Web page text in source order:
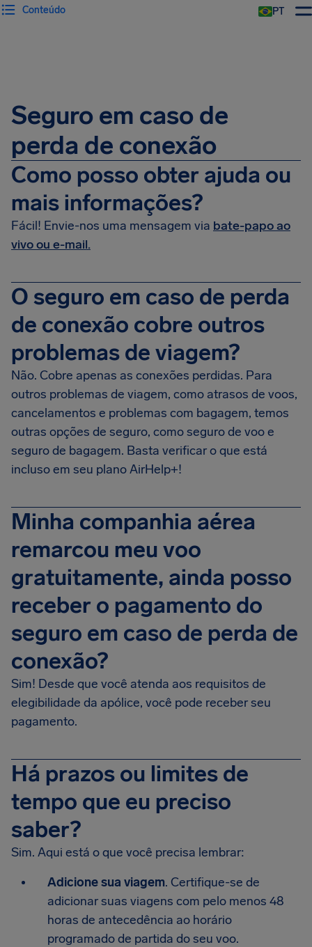
PT
Conteúdo
Seguro em caso de
perda de conexão
Como posso obter ajuda ou
mais informações?
Fácil! Envie-nos uma mensagem via bate-papo ao
vivo ou e-mail.
O seguro em caso de perda
de conexão cobre outros
problemas de viagem?
Não. Cobre apenas as conexões perdidas. Para
outros problemas de viagem, como atrasos de voos,
cancelamentos e problemas com bagagem, temos
outras opções de seguro, como seguro de voo e
seguro de bagagem. Basta verificar o que está
incluso em seu plano AirHelp+!
Minha companhia aérea
remarcou meu voo
gratuitamente, ainda posso
receber o pagamento do
seguro em caso de perda de
conexão?
Sim! Desde que você atenda aos requisitos de
elegibilidade da apólice, você pode receber seu
pagamento.
Há prazos ou limites de
tempo que eu preciso
saber?
Sim. Aqui está o que você precisa lembrar:
Adicione sua viagem. Certifique-se de
adicionar suas viagens com pelo menos 48
horas de antecedência ao horário
programado de partida do seu voo.